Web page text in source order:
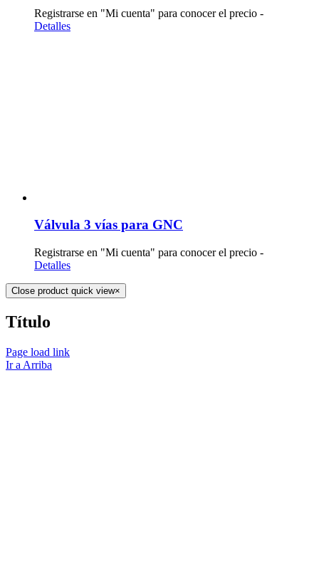
Registrarse en "Mi cuenta" para conocer el precio -
Detalles
Válvula 3 vías para GNC
Registrarse en "Mi cuenta" para conocer el precio -
Detalles
Close product quick view×
Título
Page load link
Ir a Arriba